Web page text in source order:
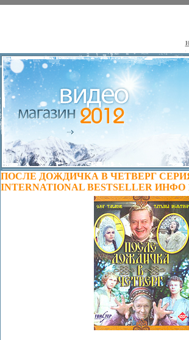
ПОСЛЕ ДОЖДИЧКА В ЧЕТВЕРГ
INTERNATIONAL BESTSELLER ИНФО